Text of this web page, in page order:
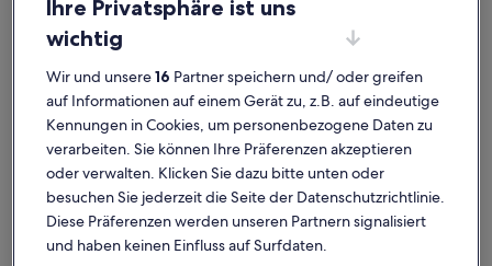
Geschmack
Ihre Privatsphäre ist uns
wichtig
Wir und unsere16 Partner speichern und/ oder greifen
auf Informationen auf einem Gerät zu, z.B. auf eindeutige
Kennungen in Cookies, um personenbezogene Daten zu
verarbeiten. Sie können Ihre Präferenzen akzeptieren
oder verwalten. Klicken Sie dazu bitte unten oder
besuchen Sie jederzeit die Seite der Datenschutzrichtlinie.
Diese Präferenzen werden unseren Partnern signalisiert
und haben keinen Einfluss auf Surfdaten.